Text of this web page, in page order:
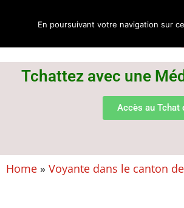
Tchattez avec une
Accès au Tchat
Home » Voyante dans le canton
En poursuivant votre navigation sur